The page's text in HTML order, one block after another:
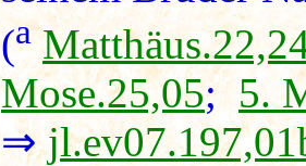
(a
Mose.25,05; 5.
⇒